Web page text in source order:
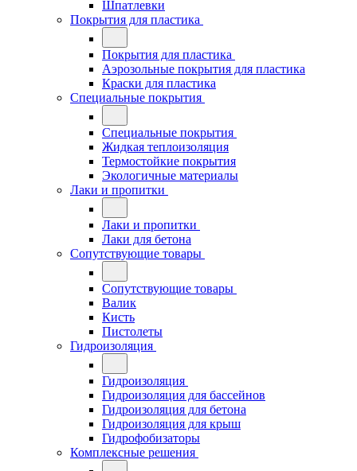
Шпатлевки
Покрытия для пластика
Покрытия для пластика
Аэрозольные покрытия для пластика
Краски для пластика
Специальные покрытия
Специальные покрытия
Жидкая теплоизоляция
Термостойкие покрытия
Экологичные материалы
Лаки и пропитки
Лаки и пропитки
Лаки для бетона
Сопутствующие товары
Сопутствующие товары
Валик
Кисть
Пистолеты
Гидроизоляция
Гидроизоляция
Гидроизоляция для бассейнов
Гидроизоляция для бетона
Гидроизоляция для крыш
Гидрофобизаторы
Комплексные решения